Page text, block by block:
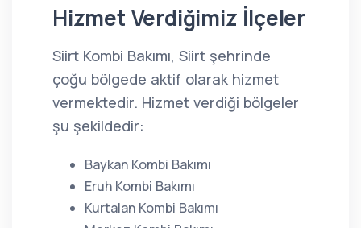
Hizmet Verdiğimiz İlçeler
Siirt Kombi Bakımı, Siirt şehrinde
çoğu bölgede aktif olarak hizmet
vermektedir. Hizmet verdiği bölgeler
şu şekildedir:
Baykan Kombi Bakımı
Eruh Kombi Bakımı
Kurtalan Kombi Bakımı